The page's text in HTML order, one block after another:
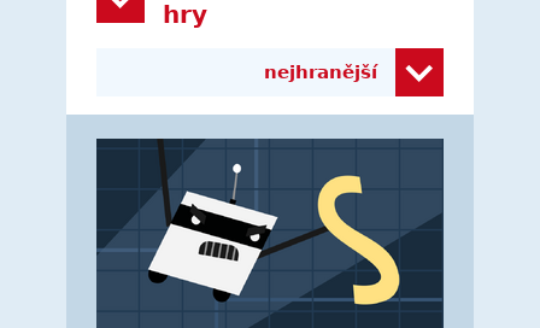
hry
nejhranější